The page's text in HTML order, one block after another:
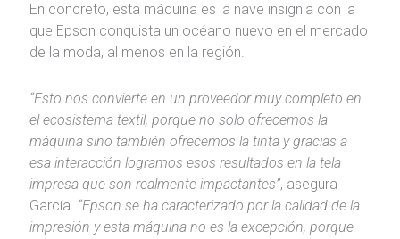
En concreto, esta máquina es la nave insignia con la
que Epson conquista un océano nuevo en el mercado
de la moda, al menos en la región.
“Esto nos convierte en un proveedor muy completo en
el ecosistema textil, porque no solo ofrecemos la
máquina sino también ofrecemos la tinta y gracias a
esa interacción logramos esos resultados en la tela
impresa que son realmente impactantes”, asegura
García. “Epson se ha caracterizado por la calidad de la
impresión y esta máquina no es la excepción, porque